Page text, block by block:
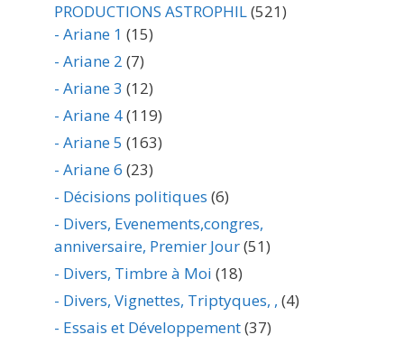
PRODUCTIONS ASTROPHIL(521)
- Ariane 1 (15)
- Ariane 2 (7)
- Ariane 3 (12)
- Ariane 4(119)
- Ariane 5 (163)
- Ariane 6 (23)
- Décisions politiques (6)
- Divers, Evenements,congres,
anniversaire, Premier Jour(51)
- Divers, Timbre à Moi (18)
- Divers, Vignettes, Triptyques, , (4)
- Essais et Développement(37)